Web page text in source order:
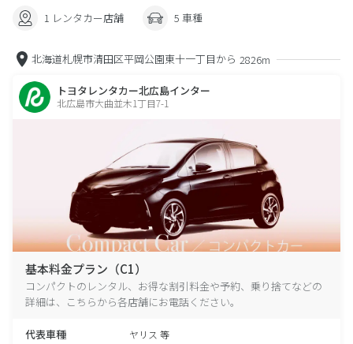
1 レンタカー店舗 5 車種
北海道札幌市清田区平岡公園東十一丁目から 2826m
トヨタレンタカー北広島インター
北広島市大曲並木1丁目7-1
基本料金プラン（C1）
コンパクトのレンタル、お得な割引料金や予約、乗り捨てなどの
詳細は、こちらから各店舗にお電話ください。
代表車種 ヤリス 等